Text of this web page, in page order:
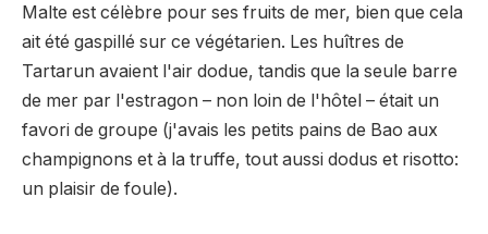
Malte est célèbre pour ses fruits de mer, bien que cela
ait été gaspillé sur ce végétarien. Les huîtres de
Tartarun avaient l'air dodue, tandis que la seule barre
de mer par l'estragon – non loin de l'hôtel – était un
favori de groupe (j'avais les petits pains de Bao aux
champignons et à la truffe, tout aussi dodus et risotto:
un plaisir de foule).